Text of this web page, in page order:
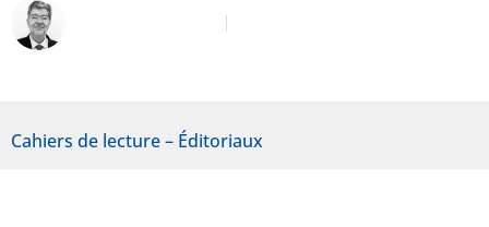
Cahiers de lecture – Éditoriaux